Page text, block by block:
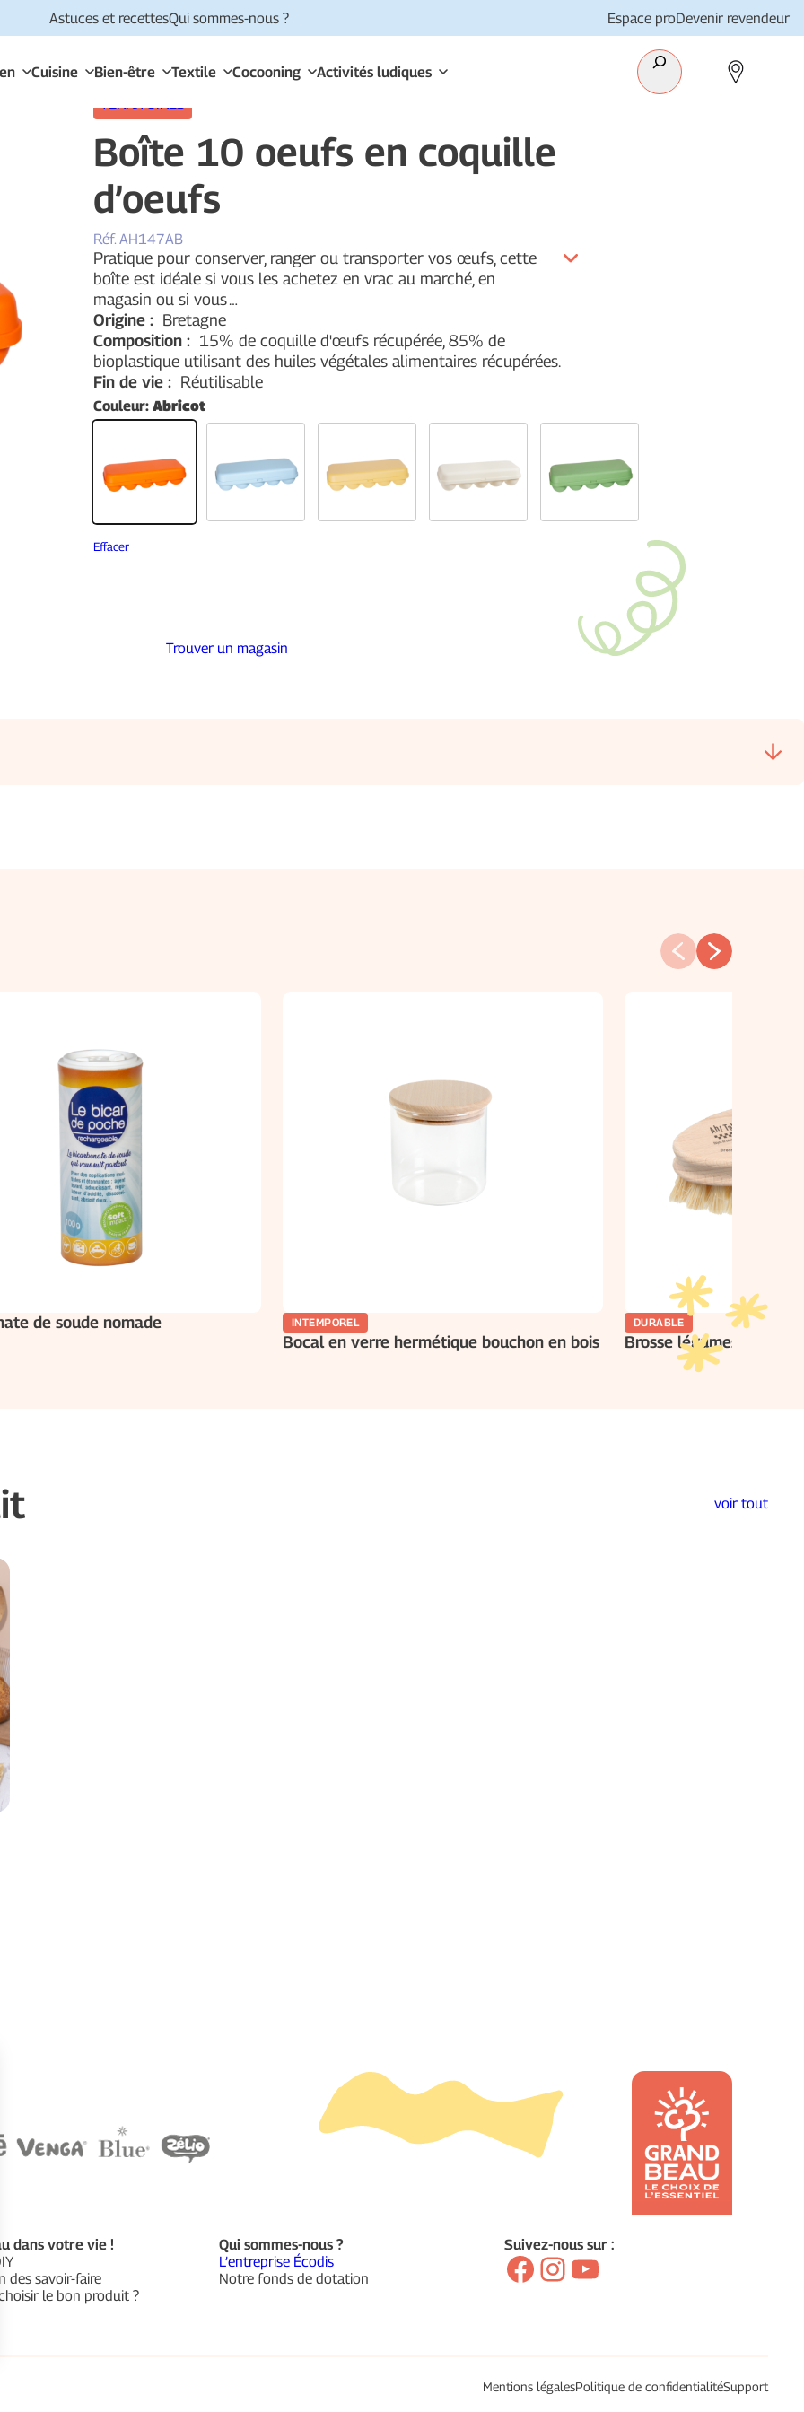
Astuces et recettesQui sommes-nous ? Espace proDevenir revendeur
Cuisine Bien-être Textile Cocooning Activités ludiques
Recherche
TERRITOIRES
Boîte 10 oeufs en coquille
d’oeufs
Réf. AH147AB
Pratique pour conserver, ranger ou transporter vos œufs, cette
boîte est idéale si vous les achetez en vrac au marché, en
magasin ou si vous…
Origine : Bretagne
Composition : 15% de coquille d'œufs récupérée, 85% de
bioplastique utilisant des huiles végétales alimentaires récupérées.
Fin de vie : Réutilisable
Couleur: Abricot
Effacer
Trouver un magasin
de soude nomade INTEMPOREL
Bocal en verre hermétique bouchon en bois
DURABLE
Brosse légumes en
voir tout
dans votre vie !
des savoir-faire
le bon produit ?
Qui sommes-nous ?
L’entreprise Écodis
Notre fonds de dotation
Suivez-nous sur :
Facebook
Instagram
YouTube
Mentions légalesPolitique de confidentialitéSupport